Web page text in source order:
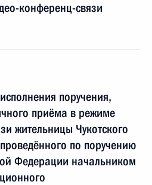
конференц-связи
поручения,
приёма в режиме
жительницы Чукотского
по поручению
Федерации начальником